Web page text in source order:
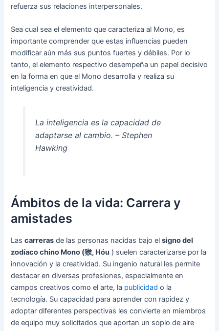
refuerza sus relaciones interpersonales.
Sea cual sea el elemento que caracteriza al Mono, es
importante comprender que estas influencias pueden
modificar aún más sus puntos fuertes y débiles. Por lo
tanto, el elemento respectivo desempeña un papel decisivo
en la forma en que el Mono desarrolla y realiza su
inteligencia y creatividad.
La inteligencia es la capacidad de
adaptarse al cambio. – Stephen
Hawking
Ámbitos de la vida: Carrera y
amistades
Lascarreras de las personas nacidas bajo elsigno del
zodíaco chino Mono (猴, Hóu ) suelen caracterizarse por la
innovación y la creatividad. Su ingenio natural les permite
destacar en diversas profesiones, especialmente en
campos creativos como el arte, la publicidad o la
tecnología. Su capacidad para aprender con rapidez y
adoptar diferentes perspectivas les convierte en miembros
de equipo muy solicitados que aportan un soplo de aire